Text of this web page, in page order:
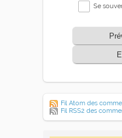
Se
Fil Atom des
Fil RSS2 des